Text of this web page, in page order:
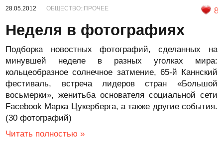
28.05.2012 ОБЩЕСТВО::ПРОЧЕЕ 8
Неделя в фотографиях
Подборка новостных фотографий, сделанных на
минувшей неделе в разных уголках мира:
кольцеобразное солнечное затмение, 65-й Каннский
фестиваль, встреча лидеров стран «Большой
восьмерки», женитьба основателя социальной сети
Facebook Марка Цукерберга, а также другие события.
(30 фотографий)
Читать полностью »